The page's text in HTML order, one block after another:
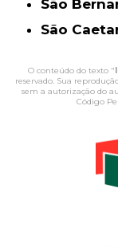
São
São
O conteúdo do texto "
reservado. Sua
sem a autorização do
Código